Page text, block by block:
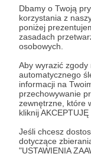
Dbamy o Twoją
korzystania z
poniżej
zasadach
osobowych.
Aby wyrazić
automatycznego
informacji na
przechowywanie
zewnętrzne, które
kliknij
Jeśli chcesz
dotyczące
"USTAWIENIA
naszego
nie umarł
TURBO
poskładany
różnych
egzemplarza
innych,
Mam